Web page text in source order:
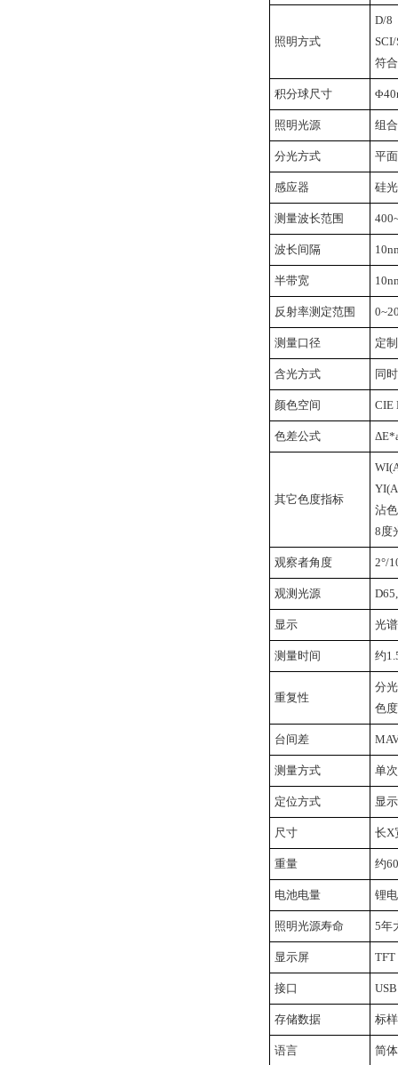
照明方式
D/8
符
积分球尺寸
照明光源 组
分光方式 平
感应器 硅
测量波长范围
波长间隔
半带宽
反射率测定范围
测量口径 定
含光方式 同
颜色空间 CIE
色差公式
其它色度指标
沾
8度
观察者角度 2°/
观测光源
显示 光
测量时间 约
重复性
分
色
台间差
测量方式 单
定位方式 显
尺寸 长X
重量 约
电池电量 锂
照明光源寿命 5年
显示屏
接口 USB
存储数据 标
语言 简